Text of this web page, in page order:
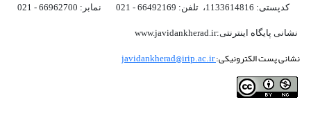
کدپستی: 1133614816، تلفن: 66492169 - 021 نمابر: 66962700 - 021
نشانی پایگاه اینترنتی:www.javidankherad.ir
نشانی پست الکترونیکی:javidankherad@irip.ac.ir